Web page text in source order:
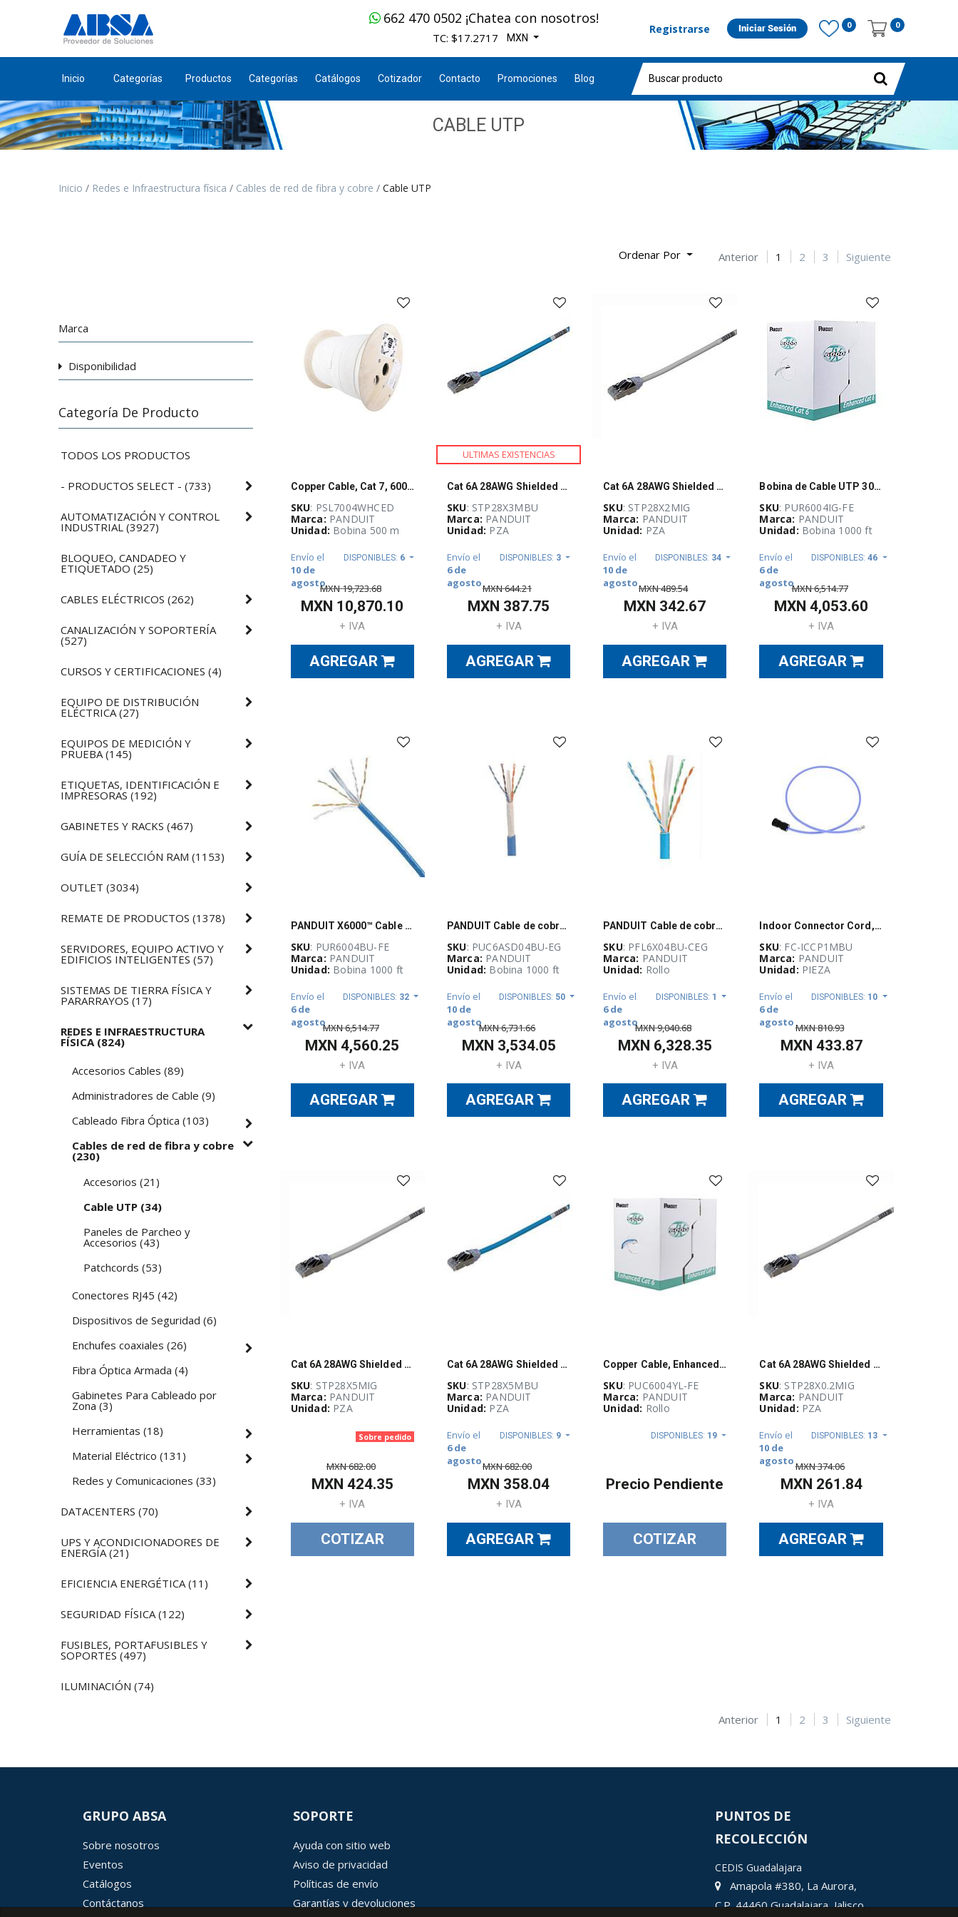
662 470 0502 ¡Chatea con nosotros!
TC: $17.2717 MXN
Registrarse Iniciar Sesión 0 0
Inicio Categorías Productos Categorías Catálogos Cotizador Contacto Promociones Blog
CABLE UTP
Inicio Redes e Infraestructura física Cables de red de fibra y cobre Cable UTP
Anterior 1 2 3 Siguiente
Ordenar Por
Marca
Disponibilidad
Categoría De Producto
TODOS LOS PRODUCTOS
- PRODUCTOS SELECT - (733)
AUTOMATIZACIÓN Y CONTROL
INDUSTRIAL (3927)
BLOQUEO, CANDADEO Y
ETIQUETADO (25)
CABLES ELÉCTRICOS (262)
CANALIZACIÓN Y SOPORTERÍA
(527)
CURSOS Y CERTIFICACIONES (4)
EQUIPO DE DISTRIBUCIÓN
ELÉCTRICA(27)
EQUIPOS DE MEDICIÓN Y
PRUEBA(145)
ETIQUETAS, IDENTIFICACIÓN E
IMPRESORAS (192)
GABINETES Y RACKS (467)
GUÍA DE SELECCIÓN RAM (1153)
OUTLET (3034)
REMATE DE PRODUCTOS (1378)
SERVIDORES, EQUIPO ACTIVO Y
EDIFICIOS INTELIGENTES (57)
SISTEMAS DE TIERRA FÍSICA Y
PARARRAYOS (17)
REDES E INFRAESTRUCTURA
FÍSICA(824)
Accesorios Cables (89)
Administradores de Cable (9)
Cableado Fibra Óptica (103)
Cables de red de fibra y cobre
(230)
Accesorios (21)
Cable UTP (34)
Paneles de Parcheo y
Accesorios (43)
Patchcords (53)
Conectores RJ45 (42)
Dispositivos de Seguridad (6)
Enchufes coaxiales (26)
Fibra Óptica Armada (4)
Gabinetes Para Cableado por
Zona (3)
Herramientas (18)
Material Eléctrico (131)
Redes y Comunicaciones (33)
DATACENTERS (70)
UPS Y ACONDICIONADORES DE
ENERGÍA (21)
EFICIENCIA ENERGÉTICA (11)
SEGURIDAD FÍSICA (122)
FUSIBLES, PORTAFUSIBLES Y
SOPORTES (497)
ILUMINACIÓN (74)
Copper Cable, Cat 7, 600MHz, 4-Pair, 23 AWG, S/FTP, LSZH, Euro Pallet, White, 1640ft/500m reel
SKU: PSL7004WHCED
Marca: PANDUIT
Unidad: Bobina 500 m
Envío el
10 de
agosto
DISPONIBLES: 6
MXN19,723.68
MXN 10,870.10
+ IVA
AGREGAR
ULTIMAS EXISTENCIAS
Cat 6A 28AWG Shielded Patch Cord, CM/LSZ
SKU: STP28X3MBU
Marca: PANDUIT
Unidad: PZA
Envío el
6 de
agosto
DISPONIBLES: 3
MXN644.21
MXN 387.75
+ IVA
AGREGAR
Cat 6A 28AWG Shielded Patch Cord, CM/LSZ
SKU: STP28X2MIG
Marca: PANDUIT
Unidad: PZA
Envío el
10 de
agosto
DISPONIBLES: 34
MXN489.54
MXN 342.67
+ IVA
AGREGAR
Bobina de Cable UTP 305m de Cobre, TX6000™ PanNet, Reelex, Cat 6, 23 AWG, 4 pares
SKU: PUR6004IG-FE
Marca: PANDUIT
Unidad: Bobina 1000 ft
Envío el
6 de
agosto
DISPONIBLES: 46
MXN6,514.77
MXN4,053.60
+ IVA
AGREGAR
PANDUIT X6000™ Cable de cobre de 4 pares, UTP, de categoría 6 Mejorada, 23 AWG, UTP, azul - PUR6004BU-FE
SKU: PUR6004BU-FE
Marca: PANDUIT
Unidad: Bobina 1000 ft
Envío el
6 de
agosto
DISPONIBLES: 32
MXN6,514.77
MXN4,560.25
+ IVA
AGREGAR
PANDUIT Cable de cobre U/UTP, MaTriX, Categoría 6a, 305M, Azul, Carrete - PUC6ASD04BUEG
SKU: PUC6ASD04BU-EG
Marca: PANDUIT
Unidad: Bobina 1000 ft
Envío el
10 de
agosto
DISPONIBLES: 50
MXN6,731.66
MXN 3,534.05
+ IVA
AGREGAR
PANDUIT Cable de cobre UTP blindado, 4 Pares, Carrete de 305M, Categoría 6a, Azul - PFL6X04BUCEG
SKU: PFL6X04BU-CEG
Marca: PANDUIT
Unidad: Rollo
Envío el
6 de
agosto
DISPONIBLES: 1
MXN9,040.68
MXN 6,328.35
+ IVA
AGREGAR
Indoor Connector Cord, 6A UTP Plenum RJ45 Cord, 1M, Blue
SKU: FC-ICCP1MBU
Marca: PANDUIT
Unidad: PIEZA
Envío el
6 de
agosto
DISPONIBLES: 10
MXN810.93
MXN 433.87
+ IVA
AGREGAR
Cat 6A 28AWG Shielded Patch Cord, CM/LSZ
SKU: STP28X5MIG
Marca: PANDUIT
Unidad: PZA
Sobre pedido
MXN682.00
MXN 424.35
+ IVA
COTIZAR
Cat 6A 28AWG Shielded Patch Cord, CM/LSZ
SKU: STP28X5MBU
Marca: PANDUIT
Unidad: PZA
Envío el
6 de
agosto
DISPONIBLES: 9
MXN682.00
MXN 358.04
+ IVA
AGREGAR
Copper Cable, Enhanced, Cat6, 4-Pair, 23
SKU: PUC6004YL-FE
Marca: PANDUIT
Unidad: Rollo
DISPONIBLES: 19
Precio Pendiente
COTIZAR
Cat 6A 28AWG Shielded Patch Cord, CM/LSZ
SKU: STP28X0.2MIG
Marca: PANDUIT
Unidad: PZA
Envío el
10 de
agosto
DISPONIBLES: 13
MXN374.06
MXN 261.84
+ IVA
AGREGAR
Anterior 1 2 3 Siguiente
GRUPO ABSA
Sobre nosotros
Eventos
Catálogos
Contáctanos
SOPORTE
Ayuda con sitio web
Aviso de privacidad
Políticas de envío
Garantías y devoluciones
PUNTOS DE
RECOLECCIÓN
CEDIS Guadalajara
Amapola #380, La Aurora,
C.P. 44460 Guadalajara, Jalisco,